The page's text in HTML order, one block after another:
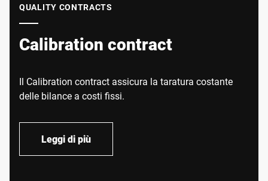
QUALITY CONTRACTS
Calibration contract
Il Calibration contract assicura la taratura costante
delle bilance a costi fissi.
Leggi di più